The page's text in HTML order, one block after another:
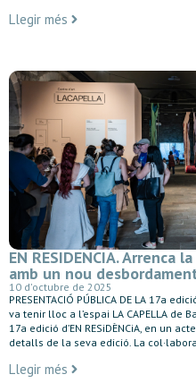
Llegir més
EN RESIDENCIA. Arrenca
amb un nou
10 d'octubre de 2025
PRESENTACIÓ PÚBLICA DE LA 17a
va tenir lloc a l’espai LA CAPELLA
17a edició d’EN RESiDÈNCiA, en un
detalls de la seva edició. La
Llegir més